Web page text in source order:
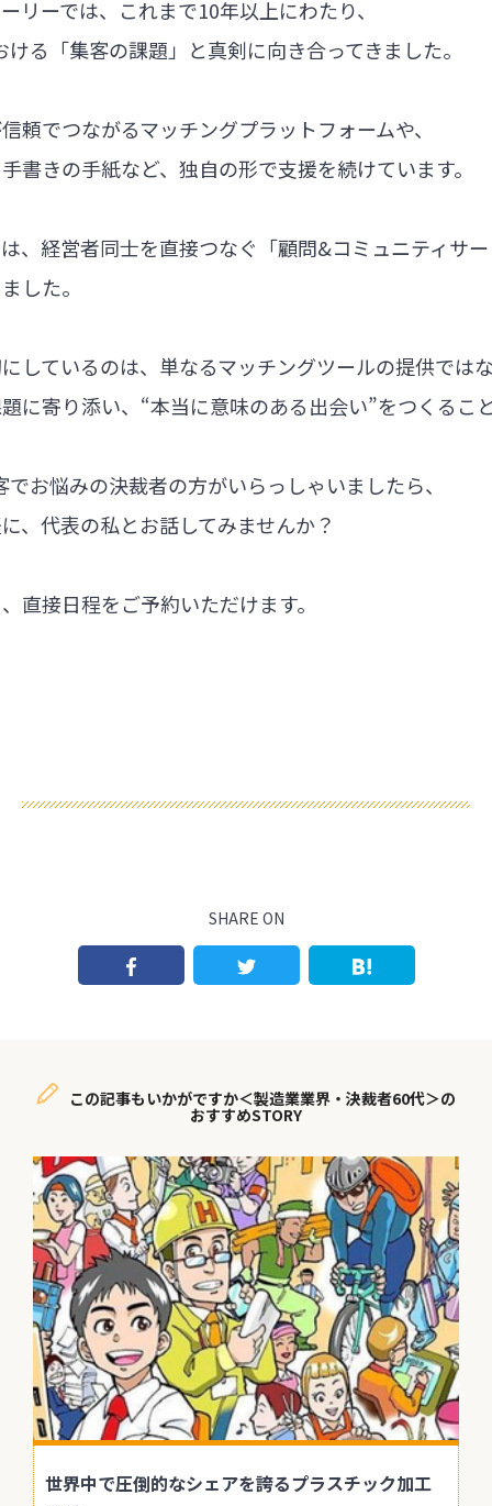
リーでは、これまで10年以上にわたり、
る「集客の課題」と真剣に向き合ってきました。
頼でつながるマッチングプラットフォームや、
書きの手紙など、独自の形で支援を続けています。
、経営者同士を直接つなぐ「顧問&コミュニティサ
した。
しているのは、単なるマッチングツールの提供では
に寄り添い、“本当に意味のある出会い”をつくるこ
お悩みの決裁者の方がいらっしゃいましたら、
、代表の私とお話してみませんか？
直接日程をご予約いただけます。
SHARE ON
この記事もいかがですか＜製造業業界・決裁者60代＞の
おすすめSTORY
世界中で圧倒的なシェアを誇るプラスチック加工